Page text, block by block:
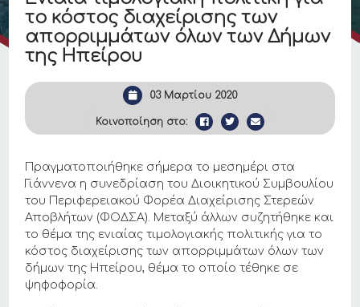
το κόστος διαχείρισης των
απορριμμάτων όλων των Δήμων
της Ηπείρου
03 Μαρτίου 2020
Κοινοποίηση στο:
Πραγματοποιήθηκε σήμερα το μεσημέρι στα
Γιάννενα η συνεδρίαση του Διοικητικού Συμβουλίου
του Περιφερειακού Φορέα Διαχείρισης Στερεών
Αποβλήτων (ΦΟΔΣΑ). Μεταξύ άλλων συζητήθηκε και
το θέμα της ενιαίας τιμολογιακής πολιτικής για το
κόστος διαχείρισης των απορριμμάτων όλων των
δήμων της Ηπείρου, θέμα το οποίο τέθηκε σε
ψηφοφορία.